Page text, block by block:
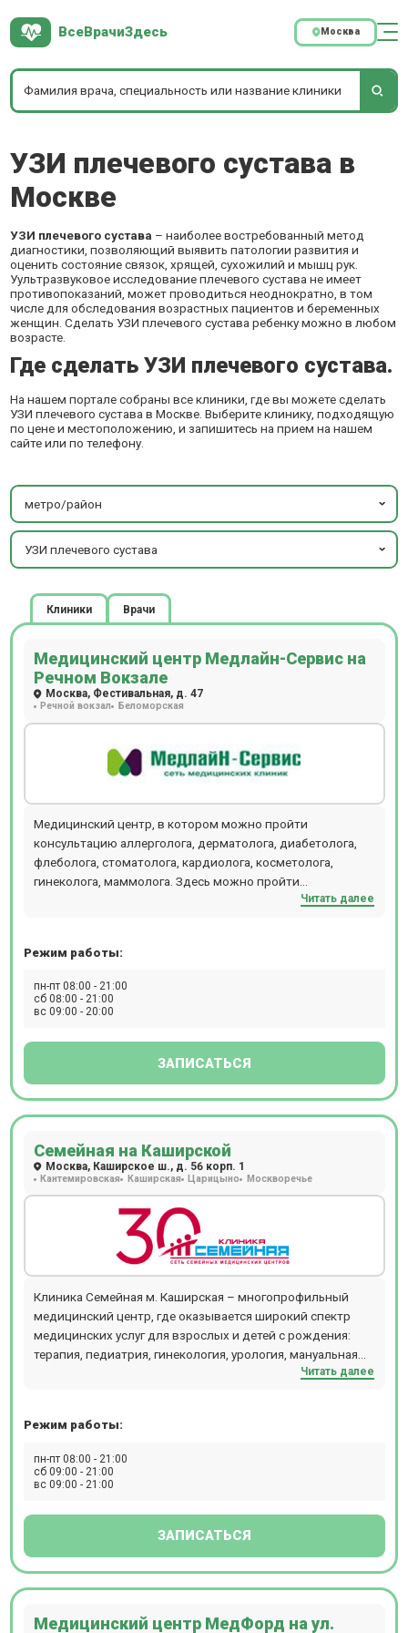
ВсеВрачиЗдесь Москва
УЗИ плечевого сустава в
Москве
УЗИ плечевого сустава – наиболее востребованный метод
диагностики, позволяющий выявить патологии развития и
оценить состояние связок, хрящей, сухожилий и мышц рук.
Уультразвуковое исследование плечевого сустава не имеет
противопоказаний, может проводиться неоднократно, в том
числе для обследования возрастных пациентов и беременных
женщин. Сделать УЗИ плечевого сустава ребенку можно в любом
возрасте.
Где сделать УЗИ плечевого сустава.
На нашем портале собраны все клиники, где вы можете сделать
УЗИ плечевого сустава в Москве. Выберите клинику, подходящую
по цене и местоположению, и запишитесь на прием на нашем
сайте или по телефону.
метро/район
УЗИ плечевого сустава
Клиники Врачи
Медицинский центр Медлайн-Сервис на
Речном Вокзале
Москва, Фестивальная, д. 47
Речной вокзал Беломорская
Медицинский центр, в котором можно пройти
консультацию аллерголога, дерматолога, диабетолога,
флеболога, стоматолога, кардиолога, косметолога,
гинеколога, маммолога. Здесь можно пройти
ультразвуковые исследования (УЗИ 3D и 4D), посетить
Читать далее
Режим работы:
пн-пт 08:00 - 21:00
сб 08:00 - 21:00
вс 09:00 - 20:00
ЗАПИСАТЬСЯ
Семейная на Каширской
Москва, Каширское ш., д. 56 корп. 1
Кантемировская Каширская Царицыно Москворечье
Клиника Семейная м. Каширская – многопрофильный
медицинский центр, где оказывается широкий спектр
медицинских услуг для взрослых и детей с рождения:
терапия, педиатрия, гинекология, урология, мануальная
терапия, дерматология, флебология, проктология,
физиотерапия и т.д. В отделении проводятся следующие
ЭКГ, эхокардиография, биопсия, допплерография,
ректороманоскопия, суточное мониторирование
pro, суточное мониторирование ЭКГ (Холтер),
метод, микроскопический метод, микробиологическая
Читать далее
Режим работы:
пн-пт 08:00 - 21:00
сб 09:00 - 21:00
вс 09:00 - 21:00
ЗАПИСАТЬСЯ
Медицинский центр МедФорд на ул.